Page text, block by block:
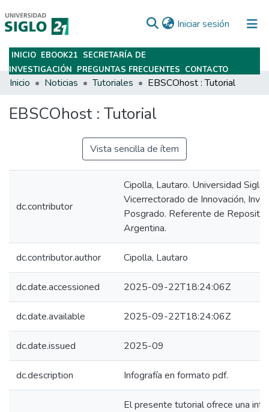
Iniciar sesión (current)
Subir
INICIO EBOOK21 SECRETARÍA DE
INVESTIGACIÓN PREGUNTAS FRECUENTES CONTACTO
Inicio Noticias Tutoriales EBSCOhost : Tutorial
EBSCOhost : Tutorial
Vista sencilla de ítem
dc.contributor
Cipolla, Lautaro. Universidad Siglo
Vicerrectorado de Innovación,
Posgrado. Referente de
Argentina.
dc.contributor.author Cipolla, Lautaro
dc.date.accessioned 2025-09-22T18:24:06Z
dc.date.available 2025-09-22T18:24:06Z
dc.date.issued 2025-09
dc.description Infografía en formato pdf.
El presente tutorial ofrece una